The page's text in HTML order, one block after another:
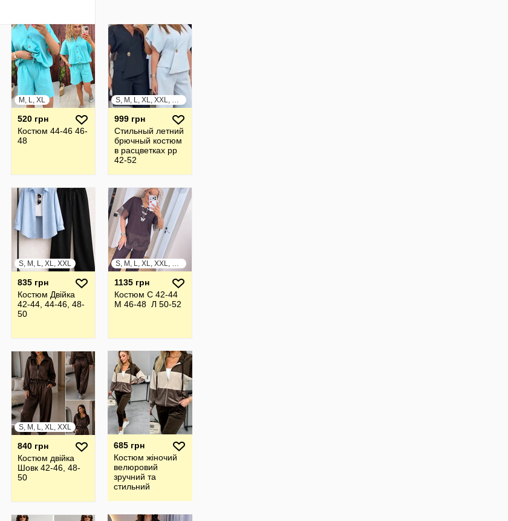
M, L, XL
520 грн
Костюм 44-46 46-
48
S, M, L, XL, XXL, XXXL
999 грн
Стильный летний
брючный костюм
в расцветках рр
42-52
S, M, L, XL, XXL
835 грн
Костюм Двійка
42-44, 44-46, 48-
50
S, M, L, XL, XXL, XXXL
1135 грн
Костюм С 42-44
М 46-48 Л 50-52
S, M, L, XL, XXL
840 грн
Костюм двійка
Шовк 42-46, 48-
50
685 грн
Костюм жіночий
велюровий
зручний та
стильний